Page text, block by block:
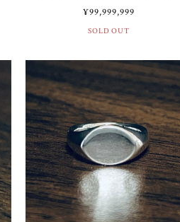
ンテージ ティファニー ラピス
ラズリ リング スターリング シ
ルバー
¥99,999,999
SOLD OUT